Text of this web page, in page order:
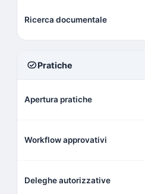
Ricerca documentale
task_altPratiche
Apertura pratiche
Workflow approvativi
Deleghe autorizzative